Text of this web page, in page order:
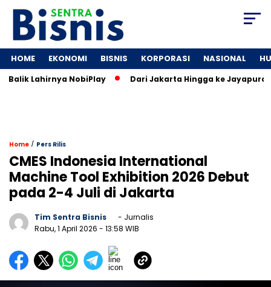
HOME EKONOMI BISNIS KORPORASI NASIONAL
Lahirnya NobiPlay Dari Jakarta Hingga ke Jayapura:
Home / Pers Rilis
CMES Indonesia International
Machine Tool Exhibition 2026 Debut
pada 2-4 Juli di Jakarta
Tim Sentra Bisnis
- Jurnalis
Rabu, 1 April 2026 - 13:58 WIB